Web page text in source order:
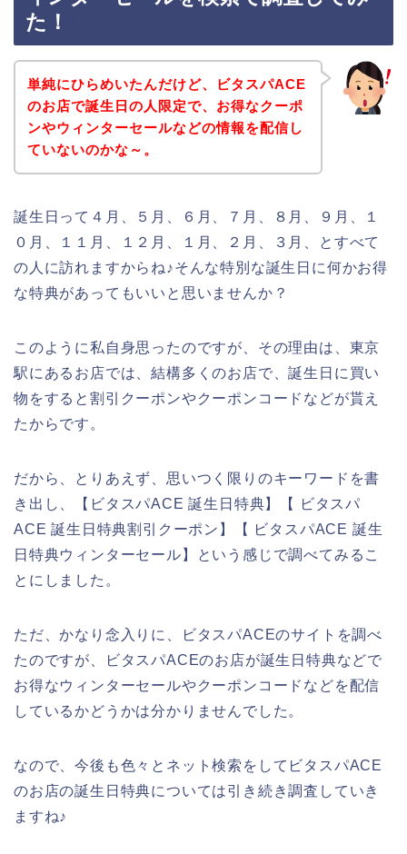
た！
単純にひらめいたんだけど、ビタスパACE
のお店で誕生日の人限定で、お得なクーポ
ンやウィンターセールなどの情報を配信し
ていないのかな～。
誕生日って４月、５月、６月、７月、８月、９月、１
０月、１１月、１２月、１月、２月、３月、とすべて
の人に訪れますからね♪そんな特別な誕生日に何かお得
な特典があってもいいと思いませんか？
このように私自身思ったのですが、その理由は、東京
駅にあるお店では、結構多くのお店で、誕生日に買い
物をすると割引クーポンやクーポンコードなどが貰え
たからです。
だから、とりあえず、思いつく限りのキーワードを書
き出し、【ビタスパACE 誕生日特典】【 ビタスパ
ACE 誕生日特典割引クーポン】【 ビタスパACE 誕生
日特典ウィンターセール】という感じで調べてみるこ
とにしました。
ただ、かなり念入りに、ビタスパACEのサイトを調べ
たのですが、ビタスパACEのお店が誕生日特典などで
お得なウィンターセールやクーポンコードなどを配信
しているかどうかは分かりませんでした。
なので、今後も色々とネット検索をしてビタスパACE
のお店の誕生日特典については引き続き調査していき
ますね♪